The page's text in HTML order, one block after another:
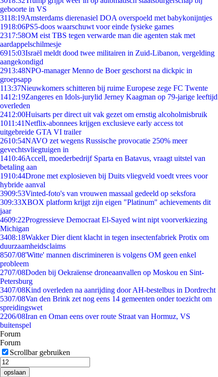
geboorte in VS
3118:19Amsterdams dierenasiel DOA overspoeld met babykonijntjes
1918:06PS5-doos waarschuwt voor einde fysieke games
2317:58OM eist TBS tegen verwarde man die agenten stak met
aardappelschilmesje
6915:03Israël meldt dood twee militairen in Zuid-Libanon, vergelding
aangekondigd
2913:48NPO-manager Menno de Boer geschorst na dickpic in
groepsapp
113:37Nieuwkomers schitteren bij ruime Europese zege FC Twente
1412:19Zangeres en Idols-jurylid Jerney Kaagman op 79-jarige leeftijd
overleden
2412:00Huisarts per direct uit vak gezet om ernstig alcoholmisbruik
1011:41Netflix-abonnees krijgen exclusieve early access tot
uitgebreide GTA VI trailer
2610:54NAVO zet wegens Russische provocatie 250% meer
gevechtsvliegtuigen in
1410:46Accell, moederbedrijf Sparta en Batavus, vraagt uitstel van
betaling aan
1910:44Drone met explosieven bij Duits vliegveld voedt vrees voor
hybride aanval
3909:53Vinted-foto's van vrouwen massaal gedeeld op seksfora
309:33XBOX platform krijgt zijn eigen "Platinum" achievements dit
jaar
4609:22Progressieve Democraat El-Sayed wint nipt voorverkiezing
Michigan
3408:18Wakker Dier dient klacht in tegen insectenfabriek Protix om
duurzaamheidsclaims
8507/08'Witte' mannen discrimineren is volgens OM geen enkel
probleem
2707/08Doden bij Oekraïense droneaanvallen op Moskou en Sint-
Petersburg
3407/08Kind overleden na aanrijding door AH-bestelbus in Dordrecht
5307/08Van den Brink zet nog eens 14 gemeenten onder toezicht om
spreidingswet
2206/08Iran en Oman eens over route Straat van Hormuz, VS
buitenspel
Forum
Forum
Scrollbar gebruiken
opslaan